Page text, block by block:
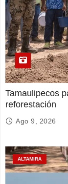
Tamaulipecos
reforestación
Ago 9, 2026
ALTAMIRA